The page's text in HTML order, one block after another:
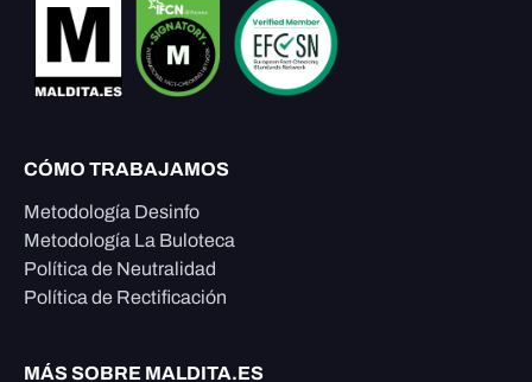
CÓMO TRABAJAMOS
Metodología Desinfo
Metodología La Buloteca
Política de Neutralidad
Política de Rectificación
MÁS SOBRE MALDITA.ES